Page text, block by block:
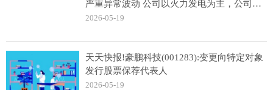
严重异常波动 公司以火力发电为主，公司尚
无已投运算电协同项目
2026-05-19
天天快报!豪鹏科技(001283):变更向特定对象
发行股票保荐代表人
2026-05-19